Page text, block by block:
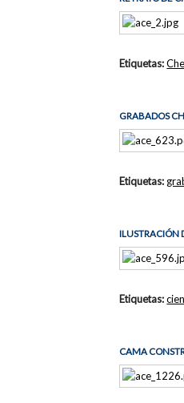
Etiquetas:
GRABADOS
Etiquetas:
ILUSTRACIÓN
Etiquetas:
CAMA